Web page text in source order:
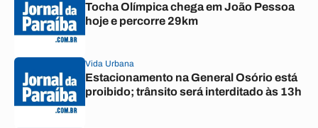
Tocha Olímpica chega em João Pessoa
hoje e percorre 29km
Vida Urbana
Estacionamento na General Osório está
proibido; trânsito será interditado às 13h